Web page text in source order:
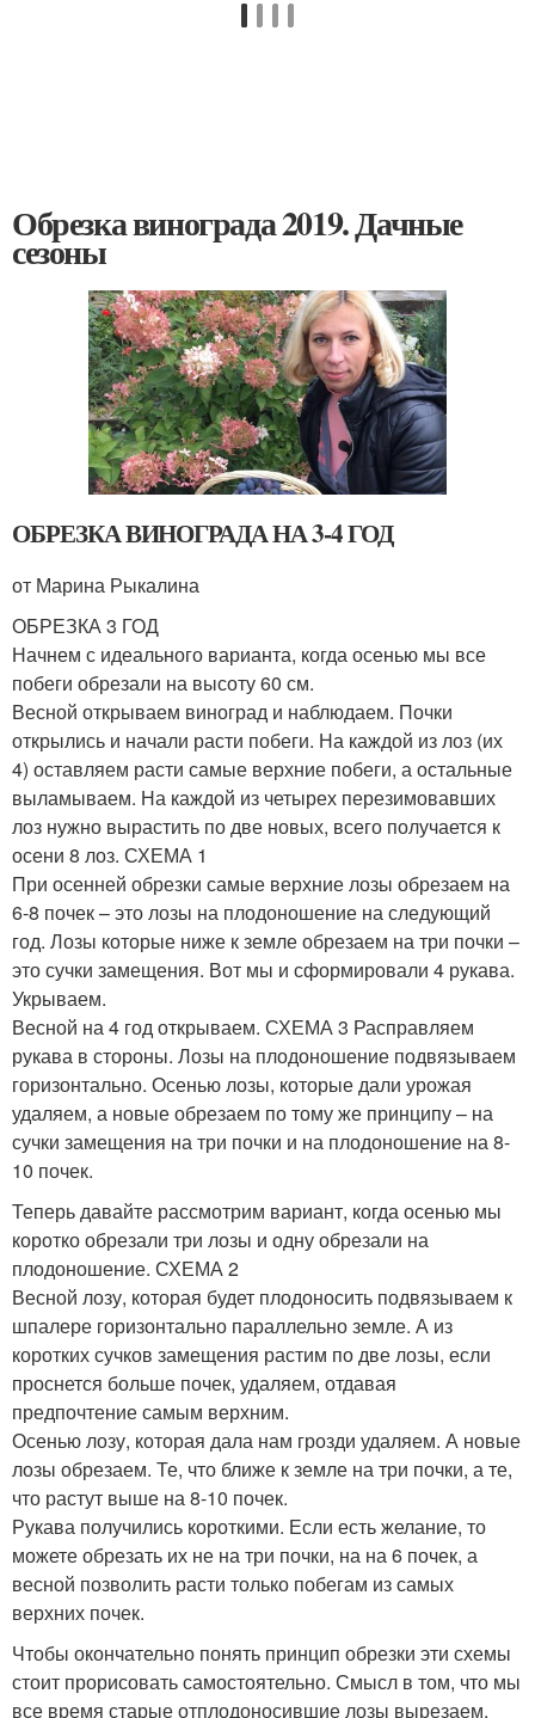
Обрезка винограда 2019. Дачные
сезоны
ОБРЕЗКА ВИНОГРАДА НА 3-4 ГОД
от Марина Рыкалина
ОБРЕЗКА 3 ГОД
Начнем с идеального варианта, когда осенью мы все
побеги обрезали на высоту 60 см.
Весной открываем виноград и наблюдаем. Почки
открылись и начали расти побеги. На каждой из лоз (их
4) оставляем расти самые верхние побеги, а остальные
выламываем. На каждой из четырех перезимовавших
лоз нужно вырастить по две новых, всего получается к
осени 8 лоз. СХЕМА 1
При осенней обрезки самые верхние лозы обрезаем на
6-8 почек – это лозы на плодоношение на следующий
год. Лозы которые ниже к земле обрезаем на три почки –
это сучки замещения. Вот мы и сформировали 4 рукава.
Укрываем.
Весной на 4 год открываем. СХЕМА 3 Расправляем
рукава в стороны. Лозы на плодоношение подвязываем
горизонтально. Осенью лозы, которые дали урожая
удаляем, а новые обрезаем по тому же принципу – на
сучки замещения на три почки и на плодоношение на 8-
10 почек.
Теперь давайте рассмотрим вариант, когда осенью мы
коротко обрезали три лозы и одну обрезали на
плодоношение. СХЕМА 2
Весной лозу, которая будет плодоносить подвязываем к
шпалере горизонтально параллельно земле. А из
коротких сучков замещения растим по две лозы, если
проснется больше почек, удаляем, отдавая
предпочтение самым верхним.
Осенью лозу, которая дала нам грозди удаляем. А новые
лозы обрезаем. Те, что ближе к земле на три почки, а те,
что растут выше на 8-10 почек.
Рукава получились короткими. Если есть желание, то
можете обрезать их не на три почки, на на 6 почек, а
весной позволить расти только побегам из самых
верхних почек.
Чтобы окончательно понять принцип обрезки эти схемы
стоит прорисовать самостоятельно. Смысл в том, что мы
все время старые отплодоносившие лозы вырезаем,